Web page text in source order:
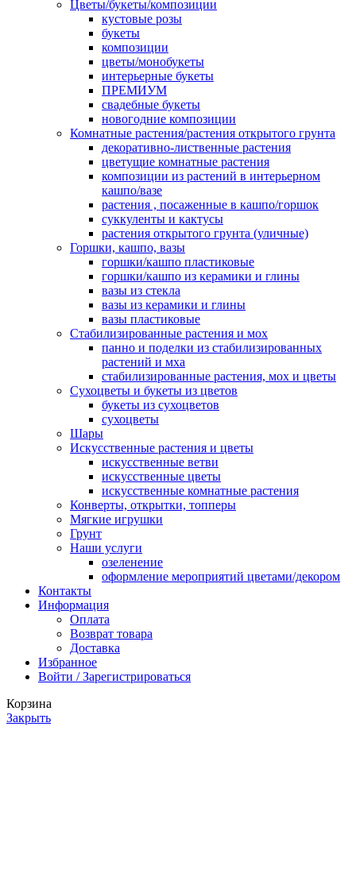
Цветы/букеты/композиции
кустовые розы
букеты
композиции
цветы/монобукеты
интерьерные букеты
ПРЕМИУМ
свадебные букеты
новогодние композиции
Комнатные растения/растения открытого грунта
декоративно-лиственные растения
цветущие комнатные растения
композиции из растений в интерьерном
кашпо/вазе
растения , посаженные в кашпо/горшок
суккуленты и кактусы
растения открытого грунта (уличные)
Горшки, кашпо, вазы
горшки/кашпо пластиковые
горшки/кашпо из керамики и глины
вазы из стекла
вазы из керамики и глины
вазы пластиковые
Стабилизированные растения и мох
панно и поделки из стабилизированных
растений и мха
стабилизированные растения, мох и цветы
Сухоцветы и букеты из цветов
букеты из сухоцветов
сухоцветы
Шары
Искусственные растения и цветы
искусственные ветви
искусственные цветы
искусственные комнатные растения
Конверты, открытки, топперы
Мягкие игрушки
Грунт
Наши услуги
озеленение
оформление мероприятий цветами/декором
Контакты
Информация
Оплата
Возврат товара
Доставка
Избранное
Войти / Зарегистрироваться
Корзина
Закрыть